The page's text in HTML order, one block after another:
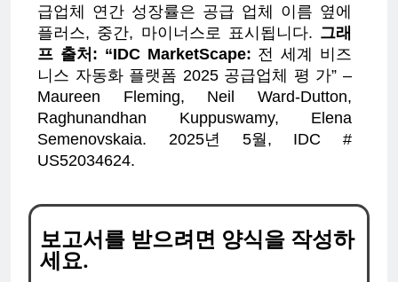
급업체 연간 성장률은 공급 업체 이름 옆에
플러스, 중간, 마이너스로 표시됩니다. 그래
프 출처: “IDC MarketScape: 전 세계 비즈
니스 자동화 플랫폼 2025 공급업체 평 가” –
Maureen Fleming, Neil Ward-Dutton,
Raghunandhan Kuppuswamy, Elena
Semenovskaia. 2025년 5월, IDC #
US52034624.
보고서를 받으려면 양식을 작성하
세요.